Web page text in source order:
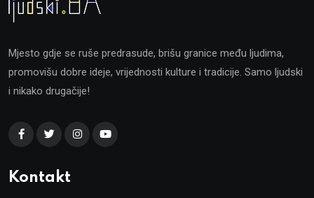
Mjesto gdje se ruše predrasude, brišu granice među ljudima,
promovišu dobre ideje, vrijednosti kulture i tradicije. Samo ljudski
i nikako drugačije!
Kontakt